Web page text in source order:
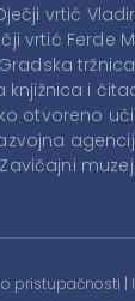
vrtić
vrtić Ferde
knjižnica i
otvoreno
Zavičajni
o pristupačnosti |